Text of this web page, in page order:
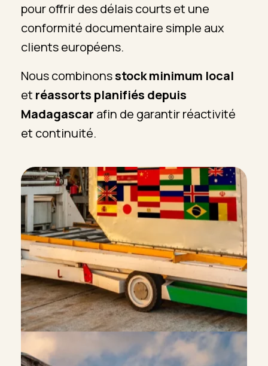
pour offrir des délais courts et une
conformité documentaire simple aux
clients européens.
Nous combinonsstock minimum local
et réassorts planifiés depuis
Madagascar afin de garantir réactivité
et continuité.